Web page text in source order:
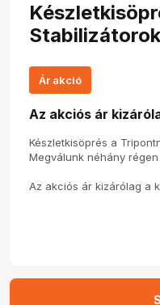
Stabilizátorok
Ár akció
Az akciós ár
Készletkisöprés a
Megválunk néhány
Az akciós ár kizárólag a